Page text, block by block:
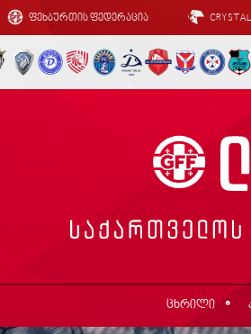
ფეხბურთის ფედერაცია
ცხრილი